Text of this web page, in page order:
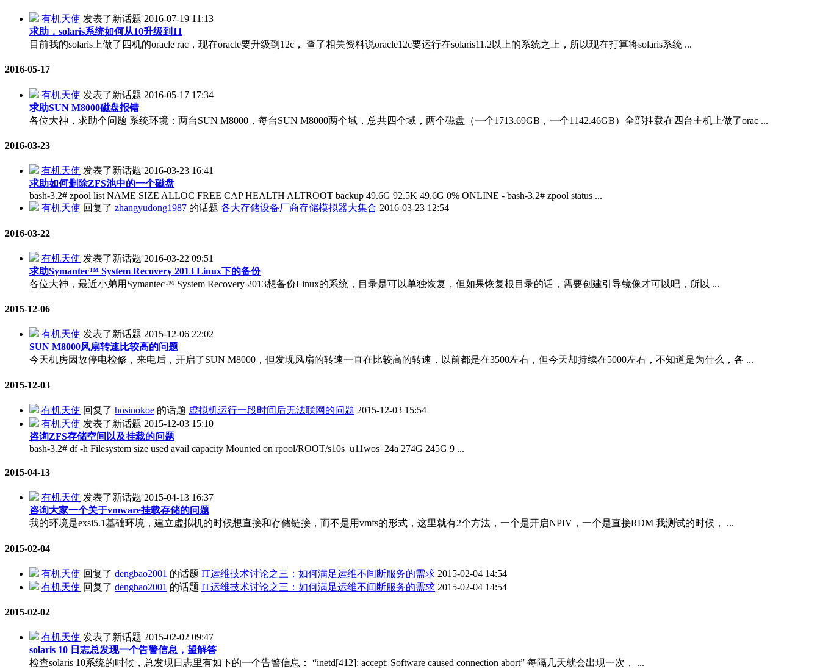
有机天使 发表了新话题 2016-07-19 11:13
求助，solaris系统如何从10升级到11
目前我的solaris上做了四机的oracle rac，现在oracle要升级到12c， 查了相关资料说oracle12c要运行在solaris11.2以上的系统之上，所以现在打算将solaris系统 ...
2016-05-17
有机天使 发表了新话题 2016-05-17 17:34
求助SUN M8000磁盘报错
各位大神，求助个问题 系统环境：两台SUN M8000，每台SUN M8000两个域，总共四个域，两个磁盘（一个1713.69GB，一个1142.46GB）全部挂载在四台主机上做了orac ...
2016-03-23
有机天使 发表了新话题 2016-03-23 16:41
求助如何删除ZFS池中的一个磁盘
bash-3.2# zpool list NAME SIZE ALLOC FREE CAP HEALTH ALTROOT backup 49.6G 92.5K 49.6G 0% ONLINE - bash-3.2# zpool status ...
有机天使 回复了 zhangyudong1987 的话题 各大存储设备厂商存储模拟器大集合 2016-03-23 12:54
2016-03-22
有机天使 发表了新话题 2016-03-22 09:51
求助Symantec™ System Recovery 2013 Linux下的备份
各位大神，最近小弟用Symantec™ System Recovery 2013想备份Linux的系统，目录是可以单独恢复，但如果恢复根目录的话，需要创建引导镜像才可以吧，所以 ...
2015-12-06
有机天使 发表了新话题 2015-12-06 22:02
SUN M8000风扇转速比较高的问题
今天机房因故停电检修，来电后，开启了SUN M8000，但发现风扇的转速一直在比较高的转速，以前都是在3500左右，但今天却持续在5000左右，不知道是为什么，各 ...
2015-12-03
有机天使 回复了 hosinokoe 的话题 虚拟机运行一段时间后无法联网的问题 2015-12-03 15:54
有机天使 发表了新话题 2015-12-03 15:10
咨询ZFS存储空间以及挂载的问题
bash-3.2# df -h Filesystem size used avail capacity Mounted on rpool/ROOT/s10s_u11wos_24a 274G 245G 9 ...
2015-04-13
有机天使 发表了新话题 2015-04-13 16:37
咨询大家一个关于vmware挂载存储的问题
我的环境是exsi5.1基础环境，建立虚拟机的时候想直接和存储链接，而不是用vmfs的形式，这里就有2个方法，一个是开启NPIV，一个是直接RDM 我测试的时候， ...
2015-02-04
有机天使 回复了 dengbao2001 的话题 IT运维技术讨论之三：如何满足运维不间断服务的需求 2015-02-04 14:54
有机天使 回复了 dengbao2001 的话题 IT运维技术讨论之三：如何满足运维不间断服务的需求 2015-02-04 14:54
2015-02-02
有机天使 发表了新话题 2015-02-02 09:47
solaris 10 日志总发现一个告警信息，望解答
检查solaris 10系统的时候，总发现日志里有如下的一个告警信息： “inetd[412]: accept: Software caused connection abort” 每隔几天就会出现一次， ...